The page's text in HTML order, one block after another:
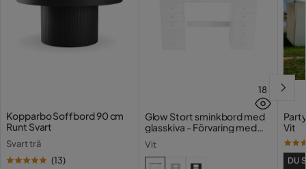
LED LED
Kopparbo Soffbord 90 cm
Runt Svart
Svart trä
(13)
18
Glow Stort sminkbord med
glasskiva - Förvaring med
Vit
Vit
DU